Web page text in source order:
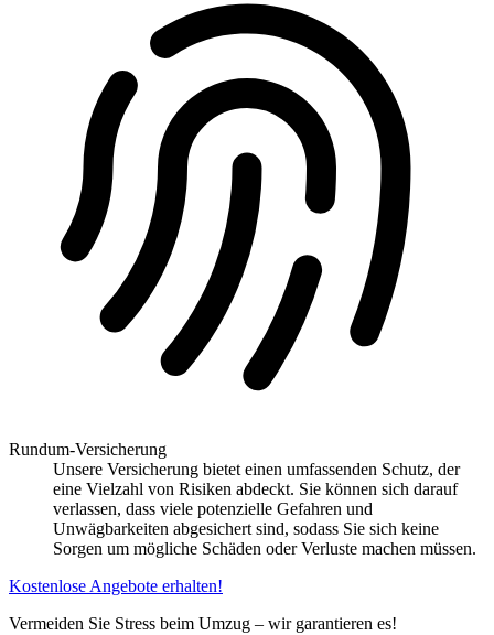
Rundum-Versicherung
Unsere Versicherung bietet einen umfassenden Schutz, der
eine Vielzahl von Risiken abdeckt. Sie können sich darauf
verlassen, dass viele potenzielle Gefahren und
Unwägbarkeiten abgesichert sind, sodass Sie sich keine
Sorgen um mögliche Schäden oder Verluste machen müssen.
Kostenlose Angebote erhalten!
Vermeiden Sie Stress beim Umzug – wir garantieren es!